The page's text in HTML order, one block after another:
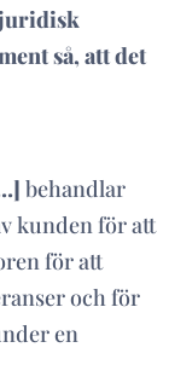
juridisk
så, att det
behandlar
kunden för att
för att
och för
en